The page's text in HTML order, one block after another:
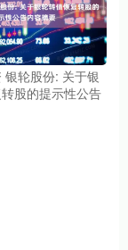
银轮股份: 关于银
股的提示性公告